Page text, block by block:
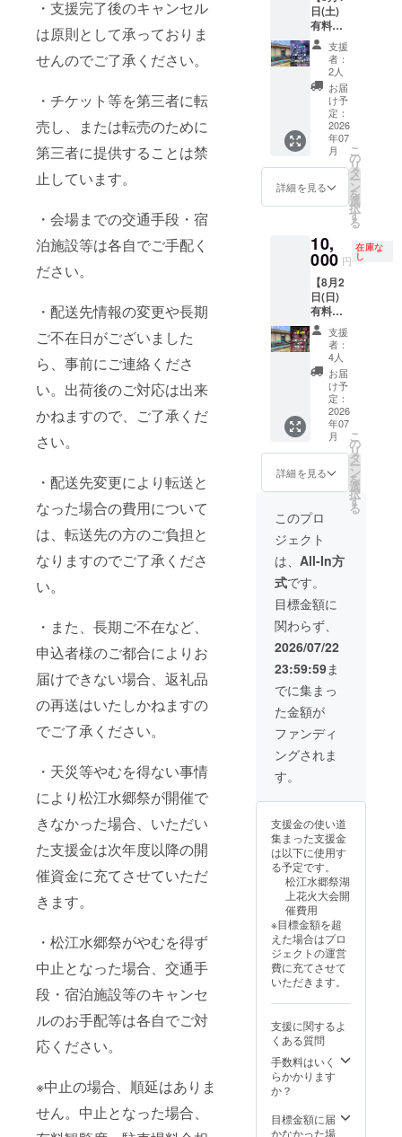
・支援完了後のキャンセル
は原則として承っておりま
せんのでご了承ください。
・チケット等を第三者に転
売し、または転売のために
第三者に提供することは禁
止しています。
・会場までの交通手段・宿
泊施設等は各自でご手配く
ださい。
・配送先情報の変更や長期
ご不在日がございました
ら、事前にご連絡くださ
い。出荷後のご対応は出来
かねますので、ご了承くだ
さい。
・配送先変更により転送と
なった場合の費用について
は、転送先の方のご負担と
なりますのでご了承くださ
い。
・また、長期ご不在など、
申込者様のご都合によりお
届けできない場合、返礼品
の再送はいたしかねますの
でご了承ください。
・天災等やむを得ない事情
により松江水郷祭が開催で
きなかった場合、いただい
た支援金は次年度以降の開
催資金に充てさせていただ
きます。
・松江水郷祭がやむを得ず
中止となった場合、交通手
段・宿泊施設等のキャンセ
ルのお手配等は各自でご対
応ください。
※中止の場合、順延はありま
せん。中止となった場合、
です。
★種類
はラン
ダムと
なりま
す。 ★
このリ
ターン
は1,000
円・
3,000円
のリ
ターン
す。
潟カメ
ラ席
（定員1
名）の
チケッ
トをお
送りい
たしま
す。 ★
席の寸
法
90cm ×
90cm
項は公
式HPを
ださ
い。
日(土)
有料観
覧席】
白潟ベ
ンチ席
ペア
（定員2
名）※ク
ラファ
ン限定
ご支援
ありが
とうご
ざいま
て、【8
月1日
(土) 有
料観覧
席】白
潟ベン
チ席ペ
ア（定
員2名）
のチ
ケット
をお送
りいた
しま
す。 ★
ただ
し、一
切れる
ありま
す。 ★
席の詳
細、注
意事項
は公式
HPをご
覧くだ
支援
者：
2人
お届
け予
定：
2026
年07
月
詳細を見る
こ
の
リ
タ
ー
ン
を
選
択
す
る
10,
000 円
在庫な
し
【8月2
日(日)
有料観
覧席】
白潟ベ
ンチ席
ペア
（定員2
名）※ク
ラファ
ン限定
ご支援
ありが
とうご
ざいま
礼とし
て、【8
月2日
(日) 有
料観覧
席】白
潟ベン
チ席ペ
ア（定
員2名）
のチ
ケット
をお送
りいた
しま
す。 ★
ただ
し、一
切れる
ありま
す。 ★
席の詳
細、注
意事項
は公式
HPをご
覧くだ
さい。
支援
者：
4人
お届
け予
定：
2026
年07
月
詳細を見る
こ
の
リ
タ
ー
ン
を
選
択
す
る
このプロ
ジェクト
は、 All-In方
式です。
目標金額に
関わらず、
2026/07/22
23:59:59ま
でに集まっ
た金額が
ファンディ
ングされま
す。
支援金の使い道
集まった支援金
は以下に使用す
る予定です。
松江水郷祭湖
上花火大会開
催費用
※目標金額を超
えた場合はプロ
ジェクトの運営
費に充てさせて
いただきます。
支援に関するよ
くある質問
手数料はいく
らかかります
か？
目標金額に届
かなかった場